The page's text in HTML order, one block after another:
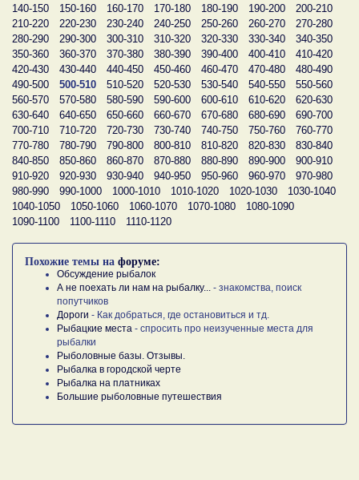
140-150
150-160 160-170 170-180 180-190 190-200
200-210
210-220
220-230 230-240 240-250 250-260 260-270
270-280
280-290
290-300 300-310 310-320 320-330 330-340
340-350
350-360
360-370 370-380 380-390 390-400 400-410
410-420
420-430
430-440 440-450 450-460 460-470 470-480
480-490
490-500
500-510 510-520 520-530 530-540 540-550
550-560
560-570
570-580 580-590 590-600 600-610 610-620
620-630
630-640
640-650 650-660 660-670 670-680 680-690
690-700
700-710
710-720 720-730 730-740 740-750 750-760
760-770
770-780
780-790 790-800 800-810 810-820 820-830
830-840
840-850
850-860 860-870 870-880 880-890 890-900
900-910
910-920
920-930 930-940 940-950 950-960 960-970
970-980
980-990
990-1000 1000-1010 1010-1020 1020-1030
1030-1040
1040-1050
1050-1060 1060-1070 1070-1080
1080-1090
1090-1100
1100-1110 1110-1120
Похожие темы на форуме:
Обсуждение рыбалок
А не поехать ли нам на рыбалку...
- знакомства, поиск
попутчиков
Дороги - Как добраться, где остановиться и тд.
Рыбацкие места - спросить про неизученные места для
рыбалки
Рыболовные базы. Отзывы.
Рыбалка в городской черте
Рыбалка на платниках
Большие рыболовные путешествия